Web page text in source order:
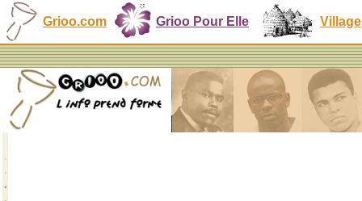
Grioo.com Grioo Pour Elle Village